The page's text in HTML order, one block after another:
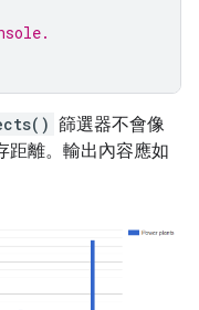
篩選器不會像
距離。輸出內容應如